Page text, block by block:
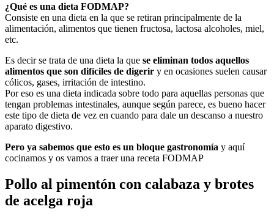
¿Qué es una dieta FODMAP?
Consiste en una dieta en la que se retiran principalmente de la
alimentación, alimentos que tienen fructosa, lactosa alcoholes, miel,
etc.
Es decir se trata de una dieta la que se eliminan todos aquellos
alimentos que son difíciles de digerir y en ocasiones suelen causar
cólicos, gases, irritación de intestino.
Por eso es una dieta indicada sobre todo para aquellas personas que
tengan problemas intestinales, aunque según parece, es bueno hacer
este tipo de dieta de vez en cuando para dale un descanso a nuestro
aparato digestivo.
Pero ya sabemos que esto es un bloque gastronomía y aquí
cocinamos y os vamos a traer una receta FODMAP
Pollo al pimentón con calabaza y brotes
de acelga roja